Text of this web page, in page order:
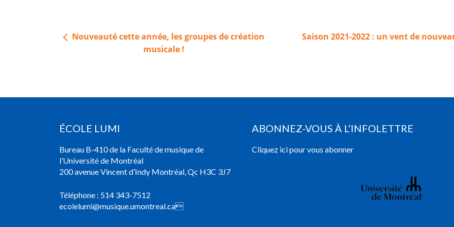
Navigation
Nouveauté cette année, les groupes de création
musicale !
Saison 2021-2022 : un vent de
ÉCOLE LUMI
Bureau B-410 de la Faculté de musique de
l’Université de Montréal
200 avenue Vincent d’Indy Montréal, Qc H3C 3J7
Téléphone : 514 343-7512
ecolelumi@musique.umontreal.ca
ABONNEZ-VOUS À L’INFOLETTRE
Cliquez ici pour vous abonner